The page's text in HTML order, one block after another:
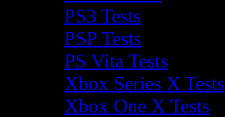
PS3 Tests
PSP Tests
PS Vita Tests
Xbox Series X Tests
Xbox One X Tests